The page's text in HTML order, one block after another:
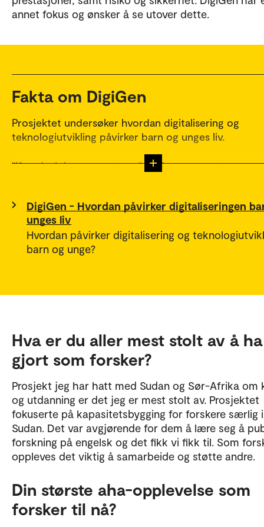
annet fokus og ønsker å se utover dette.
Fakta om DigiGen
Prosjektet undersøker hvordan digitalisering og
teknologiutvikling påvirker barn og unges liv.
"Den digitale generasjonen" er den generasjonen av
navn DigiGen henspiller på.
Over en periode på tre år skal vi sammen med
hele Europa undersøke hvordan pågående
hverdagsliv kan påvirkes positivt av ny teknologi,
deltagelse.
DigiGen - Hvordan påvirker digitaliseringen
unges liv
Hvordan påvirker digitalisering og
barn og unge?
Hva er du aller mest stolt av å ha
gjort som forsker?
Prosjekt jeg har hatt med Sudan og Sør-Afrika om
og utdanning er det jeg er mest stolt av. Prosjektet
fokuserte på kapasitetsbygging for forskere særlig i
Sudan. Det var avgjørende for dem å lære seg å
forskning på engelsk og det fikk vi fikk til. Som
oppleves det viktig å samarbeide og støtte andre.
Din største aha-opplevelse som
forsker til nå?